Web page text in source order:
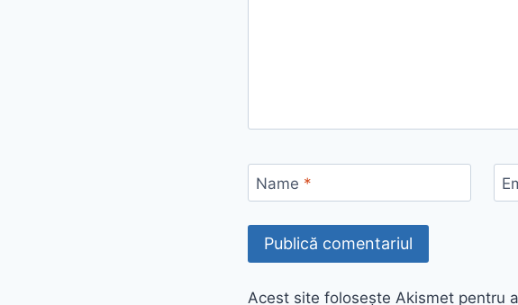
Name *
Acest site folosește Akismet pentru